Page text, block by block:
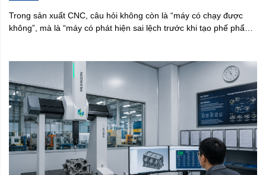
Trong sản xuất CNC, câu hỏi không còn là “máy có chạy được
không”, mà là “máy có phát hiện sai lệch trước khi tạo phế phẩm
trở thành hướng đi để đưa dữ liệu đo vào quá trình gia công. Tại
Yamaguchi, đây là phương pháp kiểm soát sản xuất: đo đúng
điểm, hiểu đúng sai số, phản hồi đúng thời điểm.